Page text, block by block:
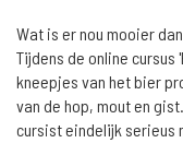
Wat is er nou mooier
Tijdens de online
kneepjes van het bier
van de hop, mout en
cursist eindelijk serieus